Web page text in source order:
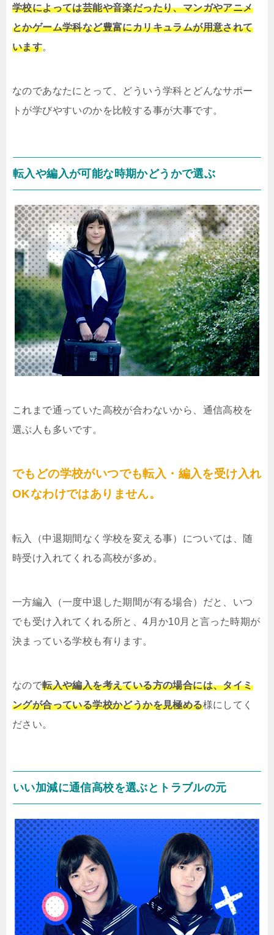
学校によっては芸能や音楽だったり、マンガやアニメ
とかゲーム学科など豊富にカリキュラムが用意されて
います。
なのであなたにとって、どういう学科とどんなサポー
トが学びやすいのかを比較する事が大事です。
転入や編入が可能な時期かどうかで選ぶ
これまで通っていた高校が合わないから、通信高校を
選ぶ人も多いです。
でもどの学校がいつでも転入・編入を受け入れ
OKなわけではありません。
転入（中退期間なく学校を変える事）については、随
時受け入れてくれる高校が多め。
一方編入（一度中退した期間が有る場合）だと、いつ
でも受け入れてくれる所と、4月か10月と言った時期が
決まっている学校も有ります。
なので転入や編入を考えている方の場合には、タイミ
ングが合っている学校かどうかを見極める様にしてく
ださい。
いい加減に通信高校を選ぶとトラブルの元